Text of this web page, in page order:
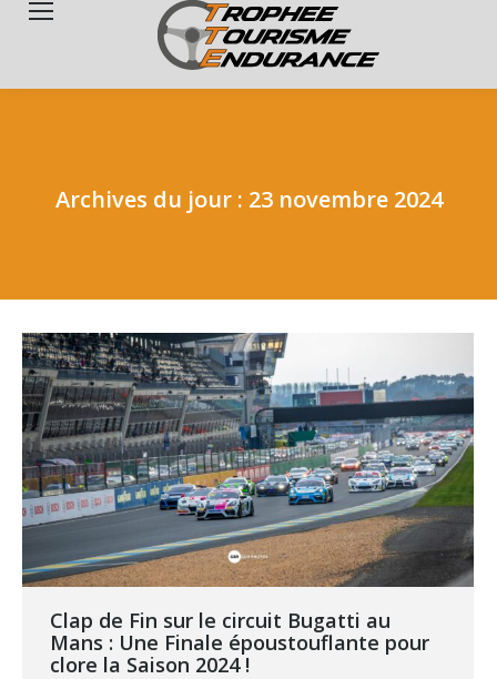
Archives du jour : 23 novembre 2024
Clap de Fin sur le circuit Bugatti au
Mans : Une Finale époustouflante pour
clore la Saison 2024 !